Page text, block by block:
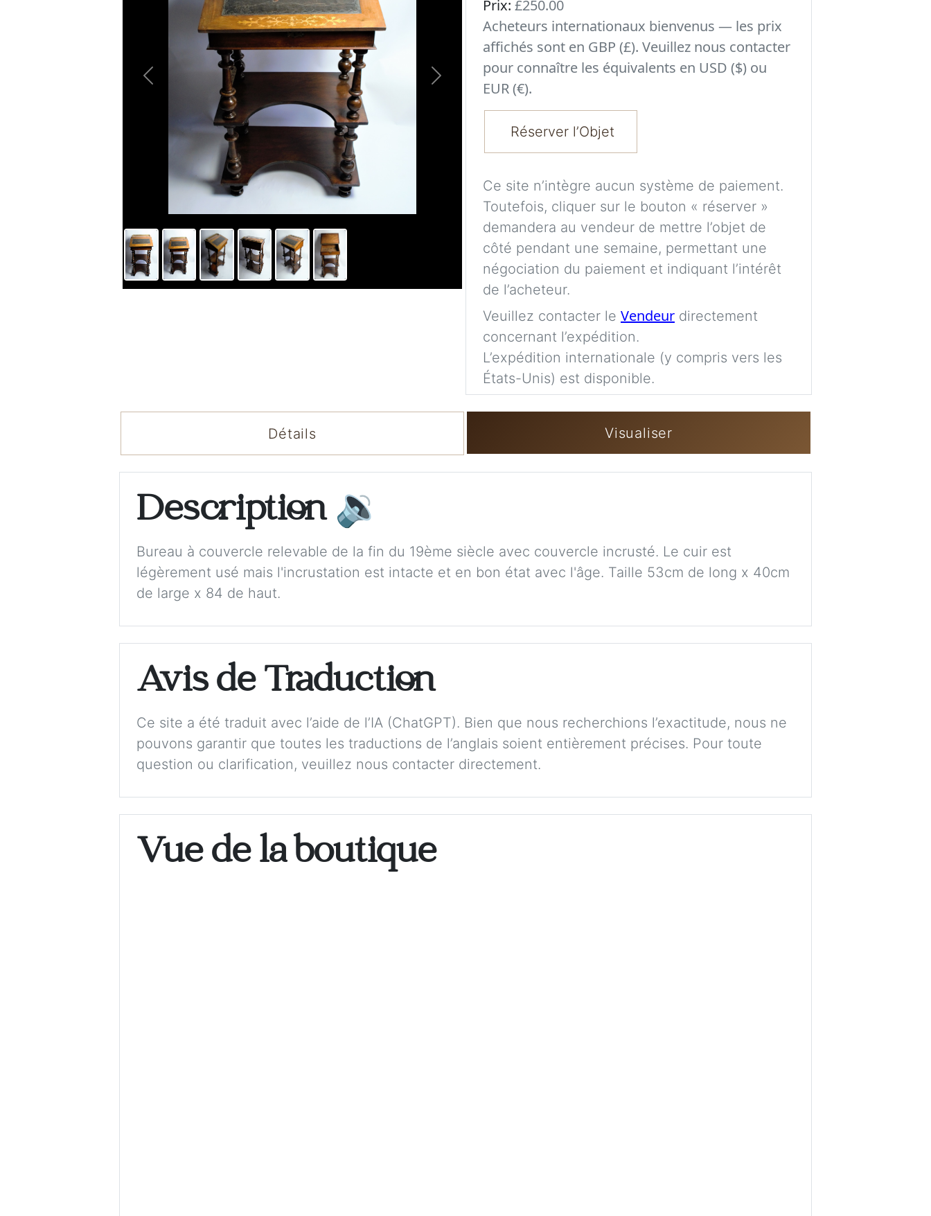
Previous Next
Prix: £250.00
Acheteurs internationaux bienvenus — les prix
affichés sont en GBP (£). Veuillez nous contacter
pour connaître les équivalents en USD ($) ou
EUR (€).
Réserver l’Objet
Ce site n’intègre aucun système de paiement.
Toutefois, cliquer sur le bouton « réserver »
demandera au vendeur de mettre l’objet de
côté pendant une semaine, permettant une
négociation du paiement et indiquant l’intérêt
de l’acheteur.
Veuillez contacter le Vendeur directement
concernant l’expédition.
L’expédition internationale (y compris vers les
États-Unis) est disponible.
Détails Visualiser
Description 🔉
Bureau à couvercle relevable de la fin du 19ème siècle avec couvercle incrusté. Le cuir est
légèrement usé mais l'incrustation est intacte et en bon état avec l'âge. Taille 53cm de long x 40cm
de large x 84 de haut.
Avis de Traduction
Ce site a été traduit avec l’aide de l’IA (ChatGPT). Bien que nous recherchions l’exactitude, nous ne
pouvons garantir que toutes les traductions de l’anglais soient entièrement précises. Pour toute
question ou clarification, veuillez nous contacter directement.
Vue de la boutique